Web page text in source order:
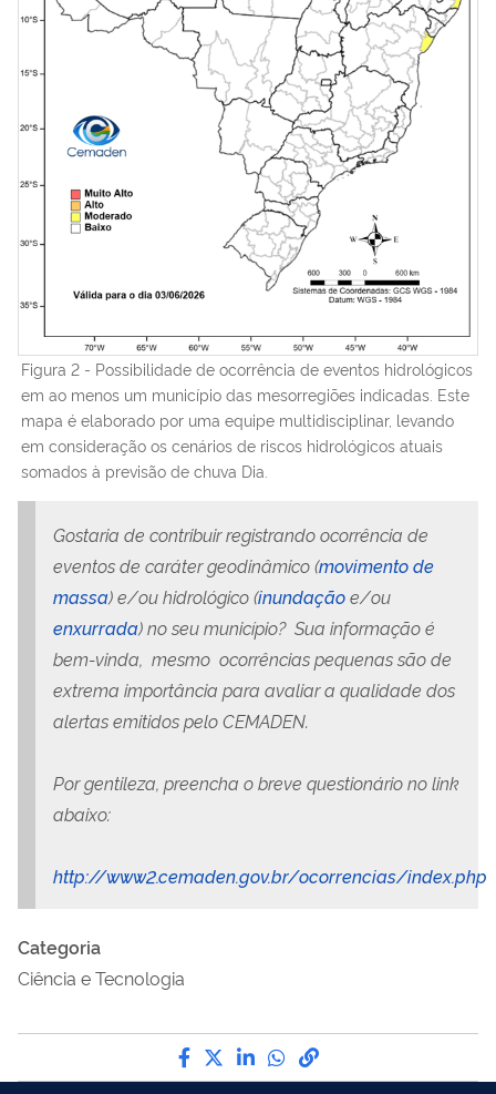
Figura 2 - Possibilidade de ocorrência de eventos hidrológicos
em ao menos um município das mesorregiões indicadas. Este
mapa é elaborado por uma equipe multidisciplinar, levando
em consideração os cenários de riscos hidrológicos atuais
somados à previsão de chuva Dia.
Gostaria de contribuir registrando ocorrência de
eventos de caráter geodinâmico (movimento de
massa) e/ou hidrológico (inundaçãoe/ou
enxurrada) no seu município? Sua informação é
bem-vinda, mesmo ocorrências pequenas são de
extrema importância para avaliar a qualidade dos
alertas emitidos pelo CEMADEN.
Por gentileza, preencha o breve questionário no link
abaixo:
http://www2.cemaden.gov.br/ocorrencias/index.php
Categoria
Ciência e Tecnologia
Compartilhe por Facebook
Compartilhe por Twitter
Compartilhe por
Compartilhe por
link para Copiar